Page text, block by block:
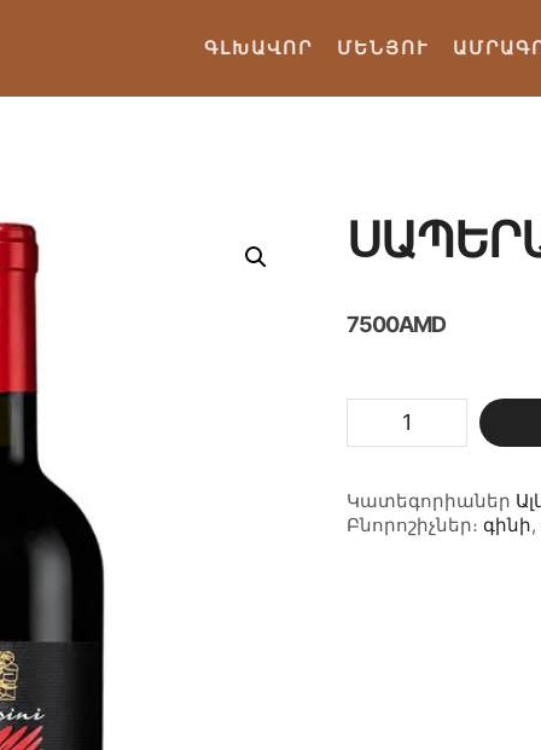
ԳԼԽԱՎՈՐ ՄԵՆՅՈՒ
7500AMD
քանակ
Կատեգորիաներ
Բնորոշիչներ։գինի,